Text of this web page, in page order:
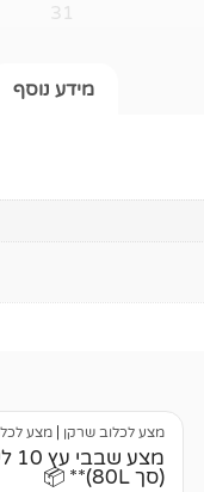
31
מידע נוסף
מצע לכלוב שרקן מצע
(סך 80L)** 📦